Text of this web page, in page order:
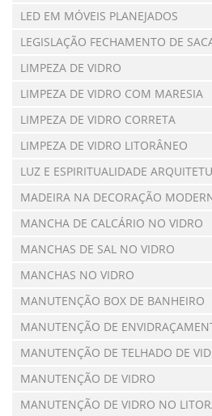
LED EM MÓVEIS PLANEJADOS
LEGISLAÇÃO FECHAMENTO DE
LIMPEZA DE VIDRO
LIMPEZA DE VIDRO COM MARESIA
LIMPEZA DE VIDRO CORRETA
LIMPEZA DE VIDRO LITORÂNEO
LUZ E ESPIRITUALIDADE
MADEIRA NA DECORAÇÃO
MANCHA DE CALCÁRIO NO VIDRO
MANCHAS DE SAL NO VIDRO
MANCHAS NO VIDRO
MANUTENÇÃO BOX DE BANHEIRO
MANUTENÇÃO DE
MANUTENÇÃO DE TELHADO DE
MANUTENÇÃO DE VIDRO
MANUTENÇÃO DE VIDRO NO